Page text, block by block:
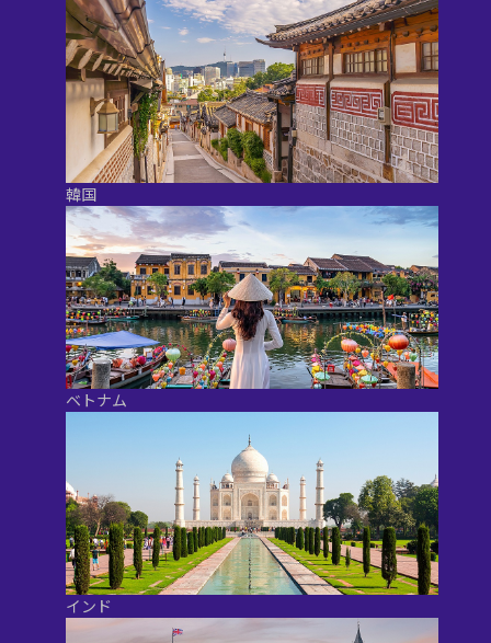
韓国
ベトナム
インド